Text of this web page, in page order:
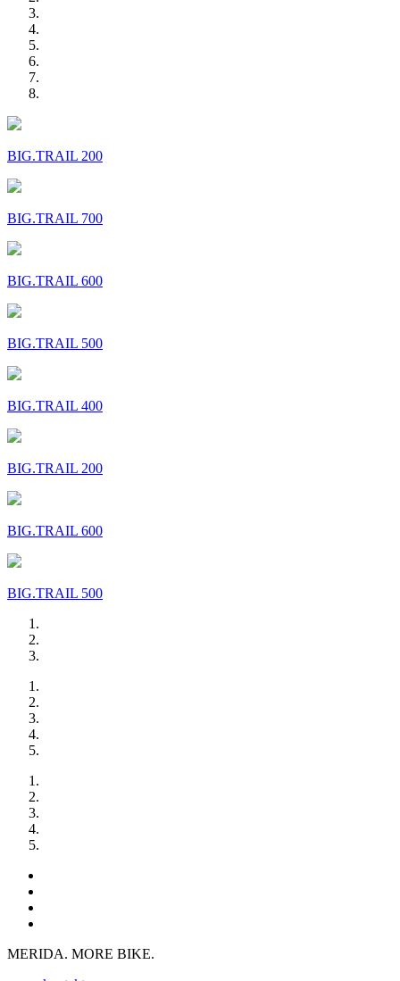
BIG.TRAIL 200
BIG.TRAIL 700
BIG.TRAIL 600
BIG.TRAIL 500
BIG.TRAIL 400
BIG.TRAIL 200
BIG.TRAIL 600
BIG.TRAIL 500
MERIDA. MORE BIKE.